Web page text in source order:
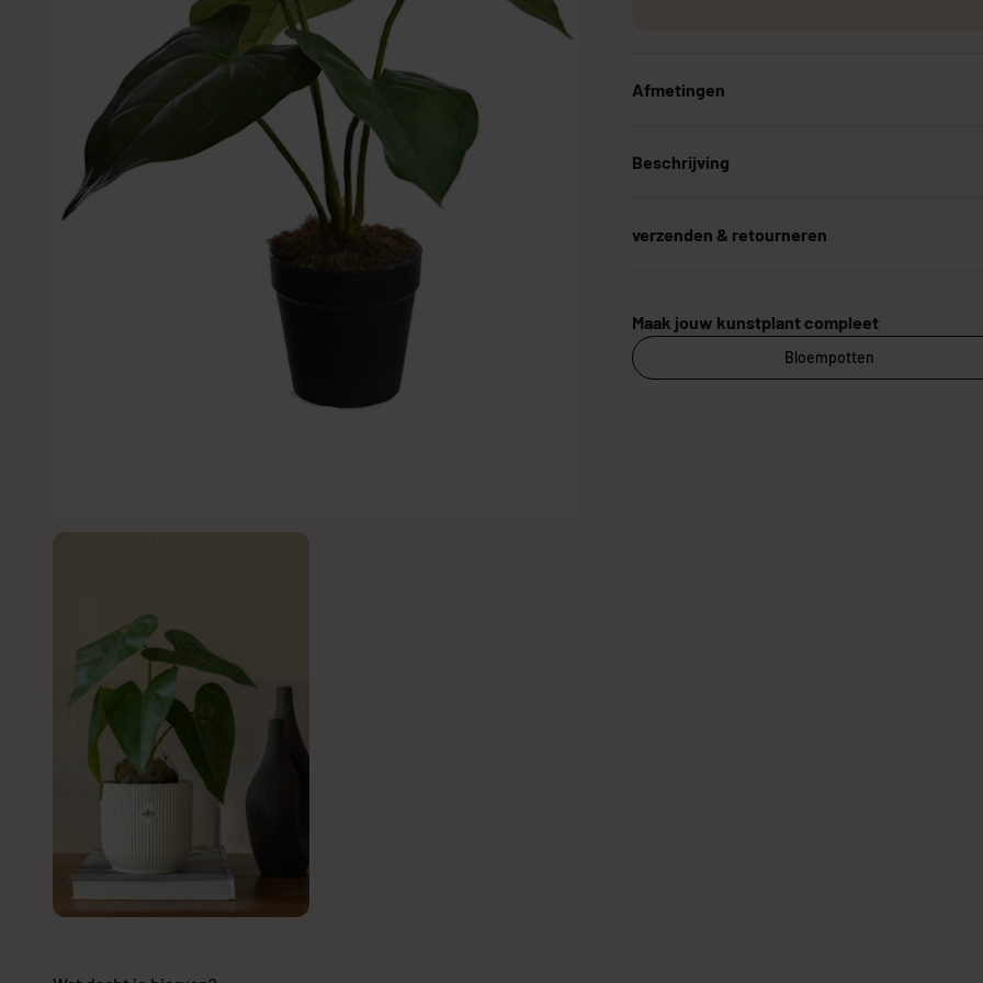
Kleine Kunstplanten
Afmetingen
Beschrijving
verzenden & retourneren
Maak jouw kunstplant compleet
Bloempotten